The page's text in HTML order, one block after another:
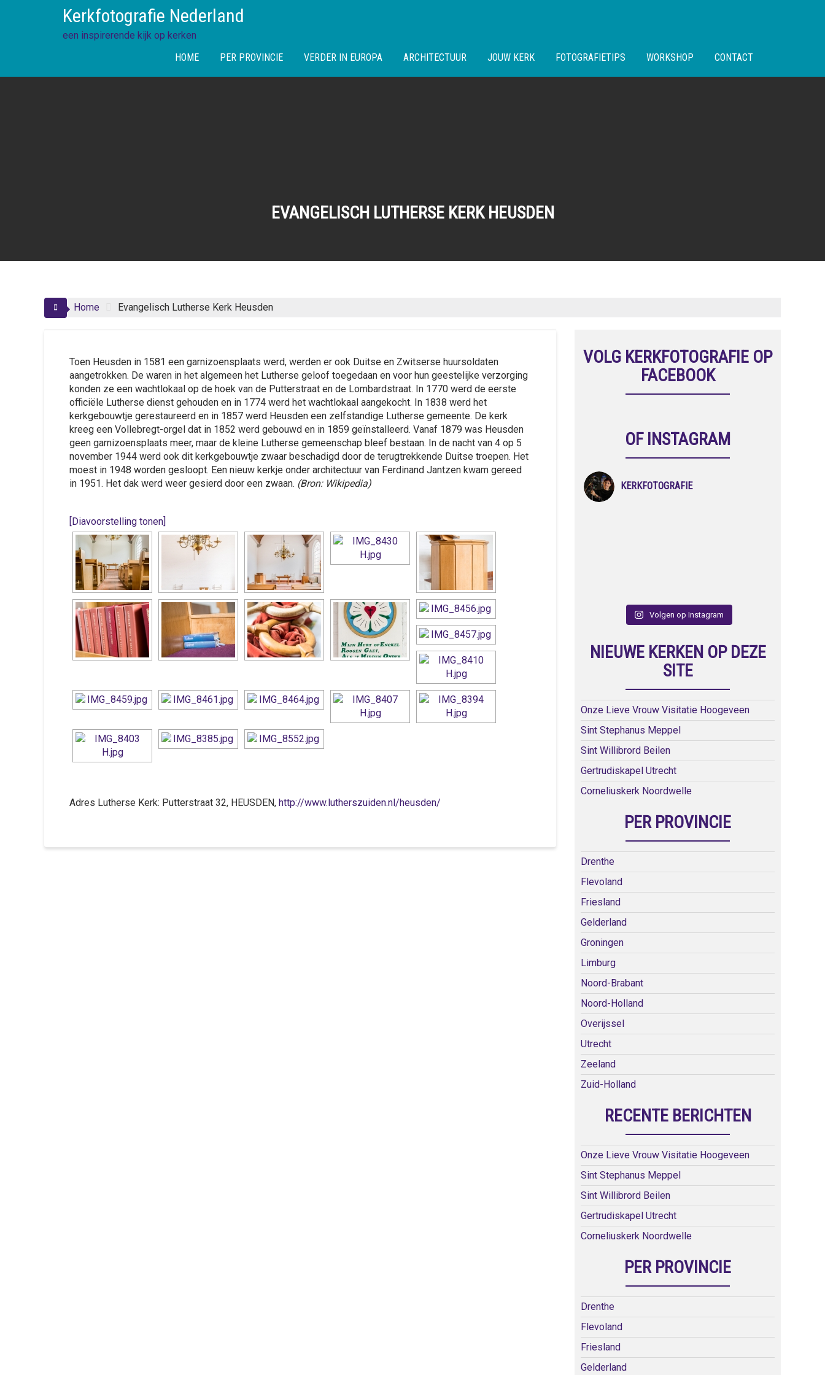
Kerkfotografie Nederland
een inspirerende kijk op kerken
HOME
PER PROVINCIE VERDER IN EUROPA ARCHITECTUUR JOUW KERK FOTOGRAFIETIPS WORKSHOP CONTACT
EVANGELISCH LUTHERSE KERK HEUSDEN
Home Evangelisch Lutherse Kerk Heusden
Toen Heusden in 1581 een garnizoensplaats werd, werden er ook Duitse en Zwitserse huursoldaten
aangetrokken. De waren in het algemeen het Lutherse geloof toegedaan en voor hun geestelijke verzorging
konden ze een wachtlokaal op de hoek van de Putterstraat en de Lombardstraat. In 1770 werd de eerste
officiële Lutherse dienst gehouden en in 1774 werd het wachtlokaal aangekocht. In 1838 werd het
kerkgebouwtje gerestaureerd en in 1857 werd Heusden een zelfstandige Lutherse gemeente. De kerk
kreeg een Vollebregt-orgel dat in 1852 werd gebouwd en in 1859 geïnstalleerd. Vanaf 1879 was Heusden
geen garnizoensplaats meer, maar de kleine Lutherse gemeenschap bleef bestaan. In de nacht van 4 op 5
november 1944 werd ook dit kerkgebouwtje zwaar beschadigd door de terugtrekkende Duitse troepen. Het
moest in 1948 worden gesloopt. Een nieuw kerkje onder architectuur van Ferdinand Jantzen kwam gereed
in 1951. Het dak werd weer gesierd door een zwaan. (Bron: Wikipedia)
[Diavoorstelling tonen]
Adres Lutherse Kerk: Putterstraat 32, HEUSDEN, http://www.lutherszuiden.nl/heusden/
VOLG KERKFOTOGRAFIE OP
FACEBOOK
OF INSTAGRAM
KERKFOTOGRAFIE
Volgen op Instagram
NIEUWE KERKEN OP DEZE
SITE
Onze Lieve Vrouw Visitatie Hoogeveen
Sint Stephanus Meppel
Sint Willibrord Beilen
Gertrudiskapel Utrecht
Corneliuskerk Noordwelle
PER PROVINCIE
Drenthe
Flevoland
Friesland
Gelderland
Groningen
Limburg
Noord-Brabant
Noord-Holland
Overijssel
Utrecht
Zeeland
Zuid-Holland
RECENTE BERICHTEN
Onze Lieve Vrouw Visitatie Hoogeveen
Sint Stephanus Meppel
Sint Willibrord Beilen
Gertrudiskapel Utrecht
Corneliuskerk Noordwelle
PER PROVINCIE
Drenthe
Flevoland
Friesland
Gelderland